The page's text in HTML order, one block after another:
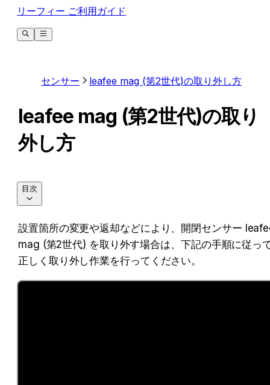
リーフィー ご利用ガイド
センサー leafee mag (第2世代)の取り外し方
leafee mag (第2世代)の取り
外し方
設置箇所の変更や返却などにより、開閉センサー
mag (第2世代) を取り外す場合は、下記の手順に従っ
正しく取り外し作業を行ってください。
目次